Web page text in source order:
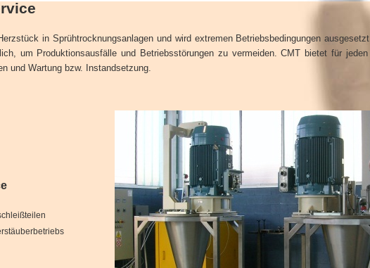
in Sprühtrocknungsanlagen und wird extremen Betriebsbedingungen
um Produktionsausfälle und Betriebsstörungen zu vermeiden. CMT bietet für
und Wartung bzw. Instandsetzung.